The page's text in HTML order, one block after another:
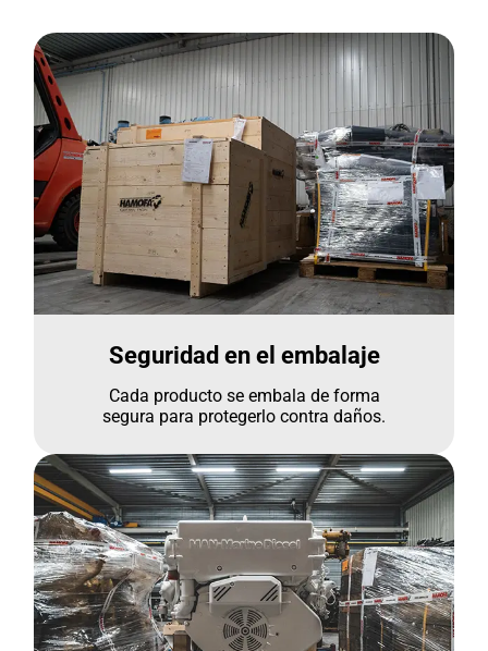
Seguridad en el embalaje
Cada producto se embala de forma
segura para protegerlo contra daños.